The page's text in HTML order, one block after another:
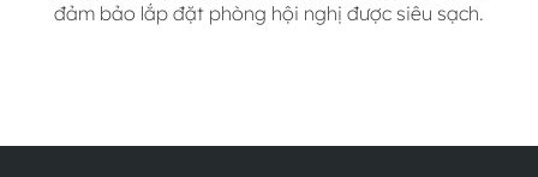
đảm bảo lắp đặt phòng hội nghị được siêu sạch.